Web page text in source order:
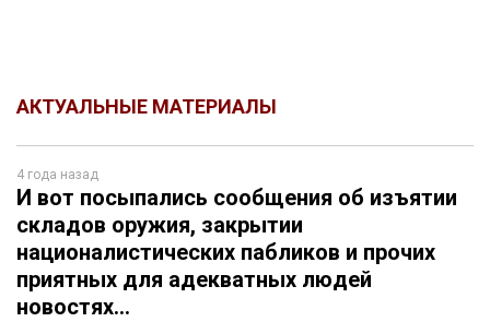
АКТУАЛЬНЫЕ МАТЕРИАЛЫ
4 года назад
И вот посыпались сообщения об изъятии
складов оружия, закрытии
националистических пабликов и прочих
приятных для адекватных людей
новостях...